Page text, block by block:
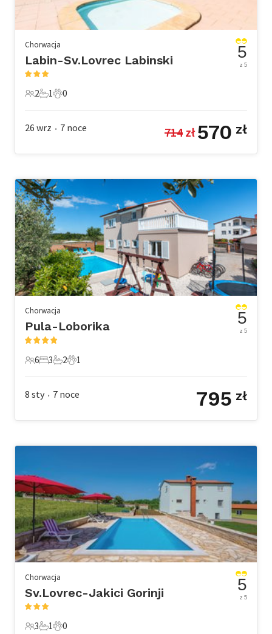
Chorwacja
Labin-Sv.Lovrec Labinski
2 Goście
2
1 Łazienka
1
0 Zwierzęta domowe
0
5
z 5
26 wrz • 7 noce 714 zł 570 zł
Chorwacja
Pula-Loborika
6 Goście
6
3 Sypialnie
3
2 Łazienki
2
1 Zwierzę domowe
1
5
z 5
8 sty • 7 noce 795 zł
Chorwacja
Sv.Lovrec-Jakici Gorinji
3 1 0
5
z 5